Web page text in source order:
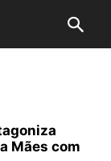
Mães com